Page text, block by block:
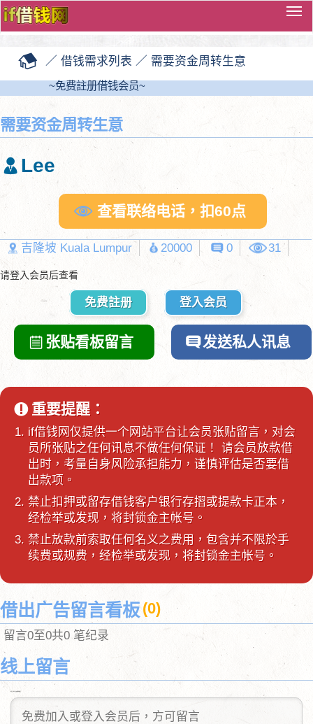
切
换
／ 借钱需求列表 ／ 需要资金周转生意
~免费註册借钱会员~
需要资金周转生意
Lee
查看联络电话，扣60点
吉隆坡 Kuala Lumpur 20000 0 31
请登入会员后查看
免费註册 登入会员
张贴看板留言 发送私人讯息
重要提醒：
if借钱网仅提供一个网站平台让会员张贴留言，对会
员所张贴之任何讯息不做任何保证！ 请会员放款借
出时，考量自身风险承担能力，谨慎评估是否要借
出款项。
禁止扣押或留存借钱客户银行存摺或提款卡正本，
经检举或发现，将封锁金主帐号。
禁止放款前索取任何名义之费用，包含并不限於手
续费或规费，经检举或发现，将封锁金主帐号。
借出广告留言看板 (0)
留言0至0共0 笔纪录
线上留言